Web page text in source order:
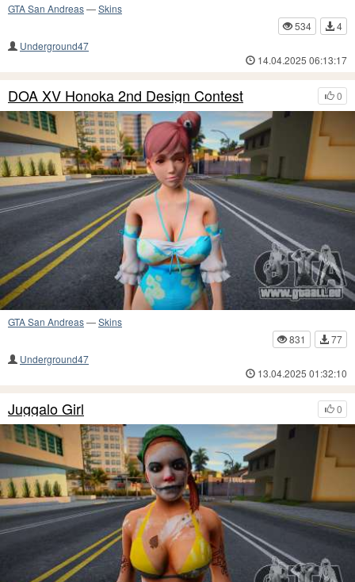
GTA San Andreas—Skins
534
4
Underground47
14.04.2025 06:13:17
0
DOA XV Honoka 2nd Design Contest
GTA San Andreas—Skins
831
77
Underground47
13.04.2025 01:32:10
0
Juggalo Girl